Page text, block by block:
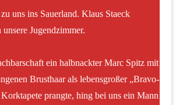
uns ins Sauerland. Klaus Staeck
Jugendzimmer.
ein halbnackter Marc Spitz mit
Brusthaar als lebensgroßer „Bravo-
prangte, hing bei uns ein Mann